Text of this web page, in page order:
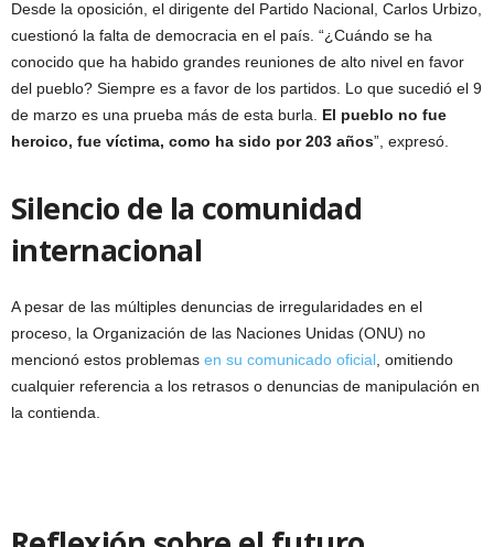
Desde la oposición, el dirigente del Partido Nacional, Carlos Urbizo,
cuestionó la falta de democracia en el país. “¿Cuándo se ha
conocido que ha habido grandes reuniones de alto nivel en favor
del pueblo? Siempre es a favor de los partidos. Lo que sucedió el 9
de marzo es una prueba más de esta burla. El pueblo no fue
heroico, fue víctima, como ha sido por 203 años”, expresó.
Silencio de la comunidad
internacional
A pesar de las múltiples denuncias de irregularidades en el
proceso, la Organización de las Naciones Unidas (ONU) no
mencionó estos problemas en su comunicado oficial, omitiendo
cualquier referencia a los retrasos o denuncias de manipulación en
la contienda.